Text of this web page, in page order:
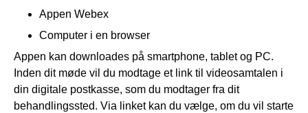
Appen Webex
Computer i en browser
Appen kan downloades på smartphone, tablet og PC.
Inden dit møde vil du modtage et link til videosamtalen i
din digitale postkasse, som du modtager fra dit
behandlingssted. Via linket kan du vælge, om du vil starte